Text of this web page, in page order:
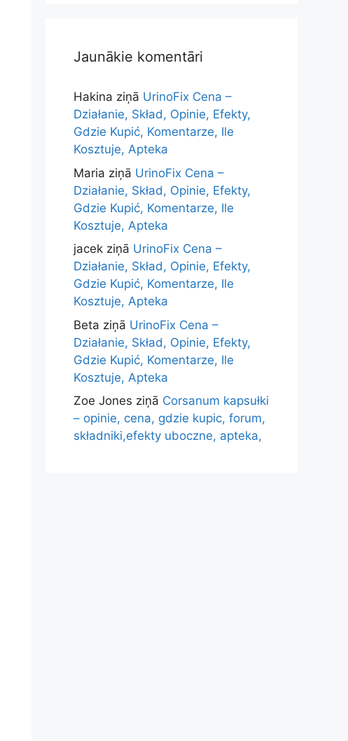
Jaunākie komentāri
Hakina ziņā UrinoFix Cena –
Działanie, Skład, Opinie, Efekty,
Gdzie Kupić, Komentarze, Ile
Kosztuje, Apteka
Maria ziņā UrinoFix Cena –
Działanie, Skład, Opinie, Efekty,
Gdzie Kupić, Komentarze, Ile
Kosztuje, Apteka
jacek ziņā UrinoFix Cena –
Działanie, Skład, Opinie, Efekty,
Gdzie Kupić, Komentarze, Ile
Kosztuje, Apteka
Beta ziņā UrinoFix Cena –
Działanie, Skład, Opinie, Efekty,
Gdzie Kupić, Komentarze, Ile
Kosztuje, Apteka
Zoe Jones ziņā Corsanum kapsułki
– opinie, cena, gdzie kupic, forum,
składniki,efekty uboczne, apteka,